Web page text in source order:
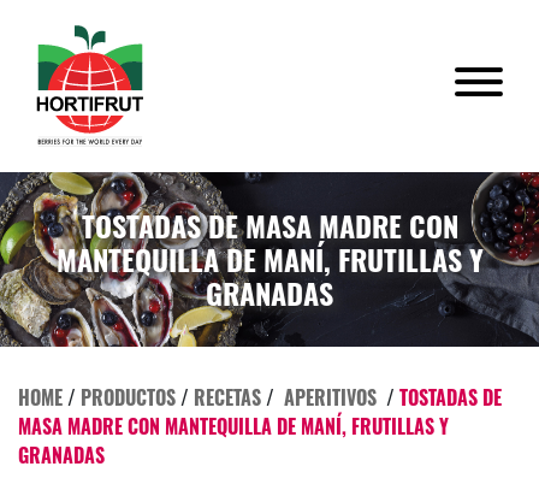
TOSTADAS DE MASA MADRE CON
MANTEQUILLA DE MANÍ, FRUTILLAS Y
GRANADAS
HOME/ PRODUCTOS/ RECETAS/ APERITIVOS / TOSTADAS DE
MASA MADRE CON MANTEQUILLA DE MANÍ, FRUTILLAS Y
GRANADAS